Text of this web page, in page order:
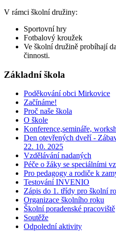
V rámci školní družiny:
Sportovní hry
Fotbalový kroužek
Ve školní družině probíhají
činnosti.
Základní škola
Poděkování obci Mirkovice
Začínáme!
Proč naše škola
O škole
Konference,semináře,
Den otevřených dveří -
22. 10. 2025
Vzdělávání nadaných
Péče o žáky se speciálními
Pro pedagogy a rodiče k
Testování INVENIO
Zápis do 1. třídy pro školní
Organizace školního roku
Školní poradenské pracoviště
Soutěže
Odpolední aktivity